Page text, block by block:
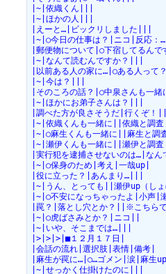
|~|依織くん|||
|~|ほかの人|||
|えーと…|ビックリしました|||
|~|○今日の仕事は？|ニコ|反応：…|
|郵便物について|○下宿してるん
|~|なんて読むんですか？|||
|以前ある人の家に…|○ある人って
|~|今は？|||
|そのころの話？|○中泉さんも一
|~|ほかにお弟子さんは？|||
|調べた方が良さそうだ|行くぞ！
|~|依織くんも一緒に||依織と調査|
|~|○麻生くんも一緒に||麻生と調
|~|瀬伊くんも一緒に||瀬伊と調査|
|実行犯を逮捕させないのは…|な
|~|○保身のため|考え|一哉up|
|役に立った？|あんまり…|||
|~|うん、とっても||瀬伊up（しょ
|~|○不安になっちゃったよ|小声|
|罠？|落とし穴とか？||※こちら
|~|○虎ばさみとか？|ニコ||
|~|いや、そこまでは…|||
|>|>|>|■１２月１７日|
|会話の流れ|選択肢|表情|備考|
|麻生が罠に…|○…ゴメン|涙|麻生
|~|せっかく仕掛けたのに|||